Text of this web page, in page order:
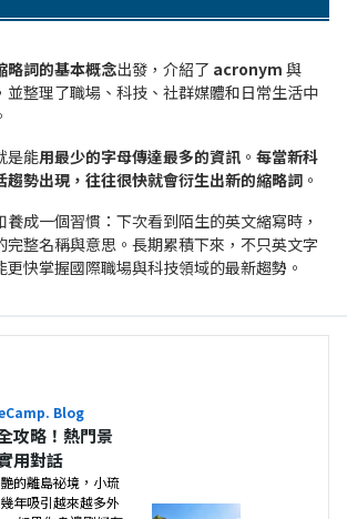
略詞的基本概念出發，介紹了 acronym 與
並整理了職場、科技、社群媒體和日常生活中
是能用最少的字母傳達最多的資訊 。 每當新科
趨勢出現，往往很快就會衍生出新的縮略詞 。
成一個習慣：下次看到陌生的英文縮寫時，
完整名稱與意思。長期累積下來，不只英文字
快掌握國際職場與科技領域的最新趨勢。
Blog
攻略！熱門景
用對話
的離島祕境，小琉
年吸引越來越多外